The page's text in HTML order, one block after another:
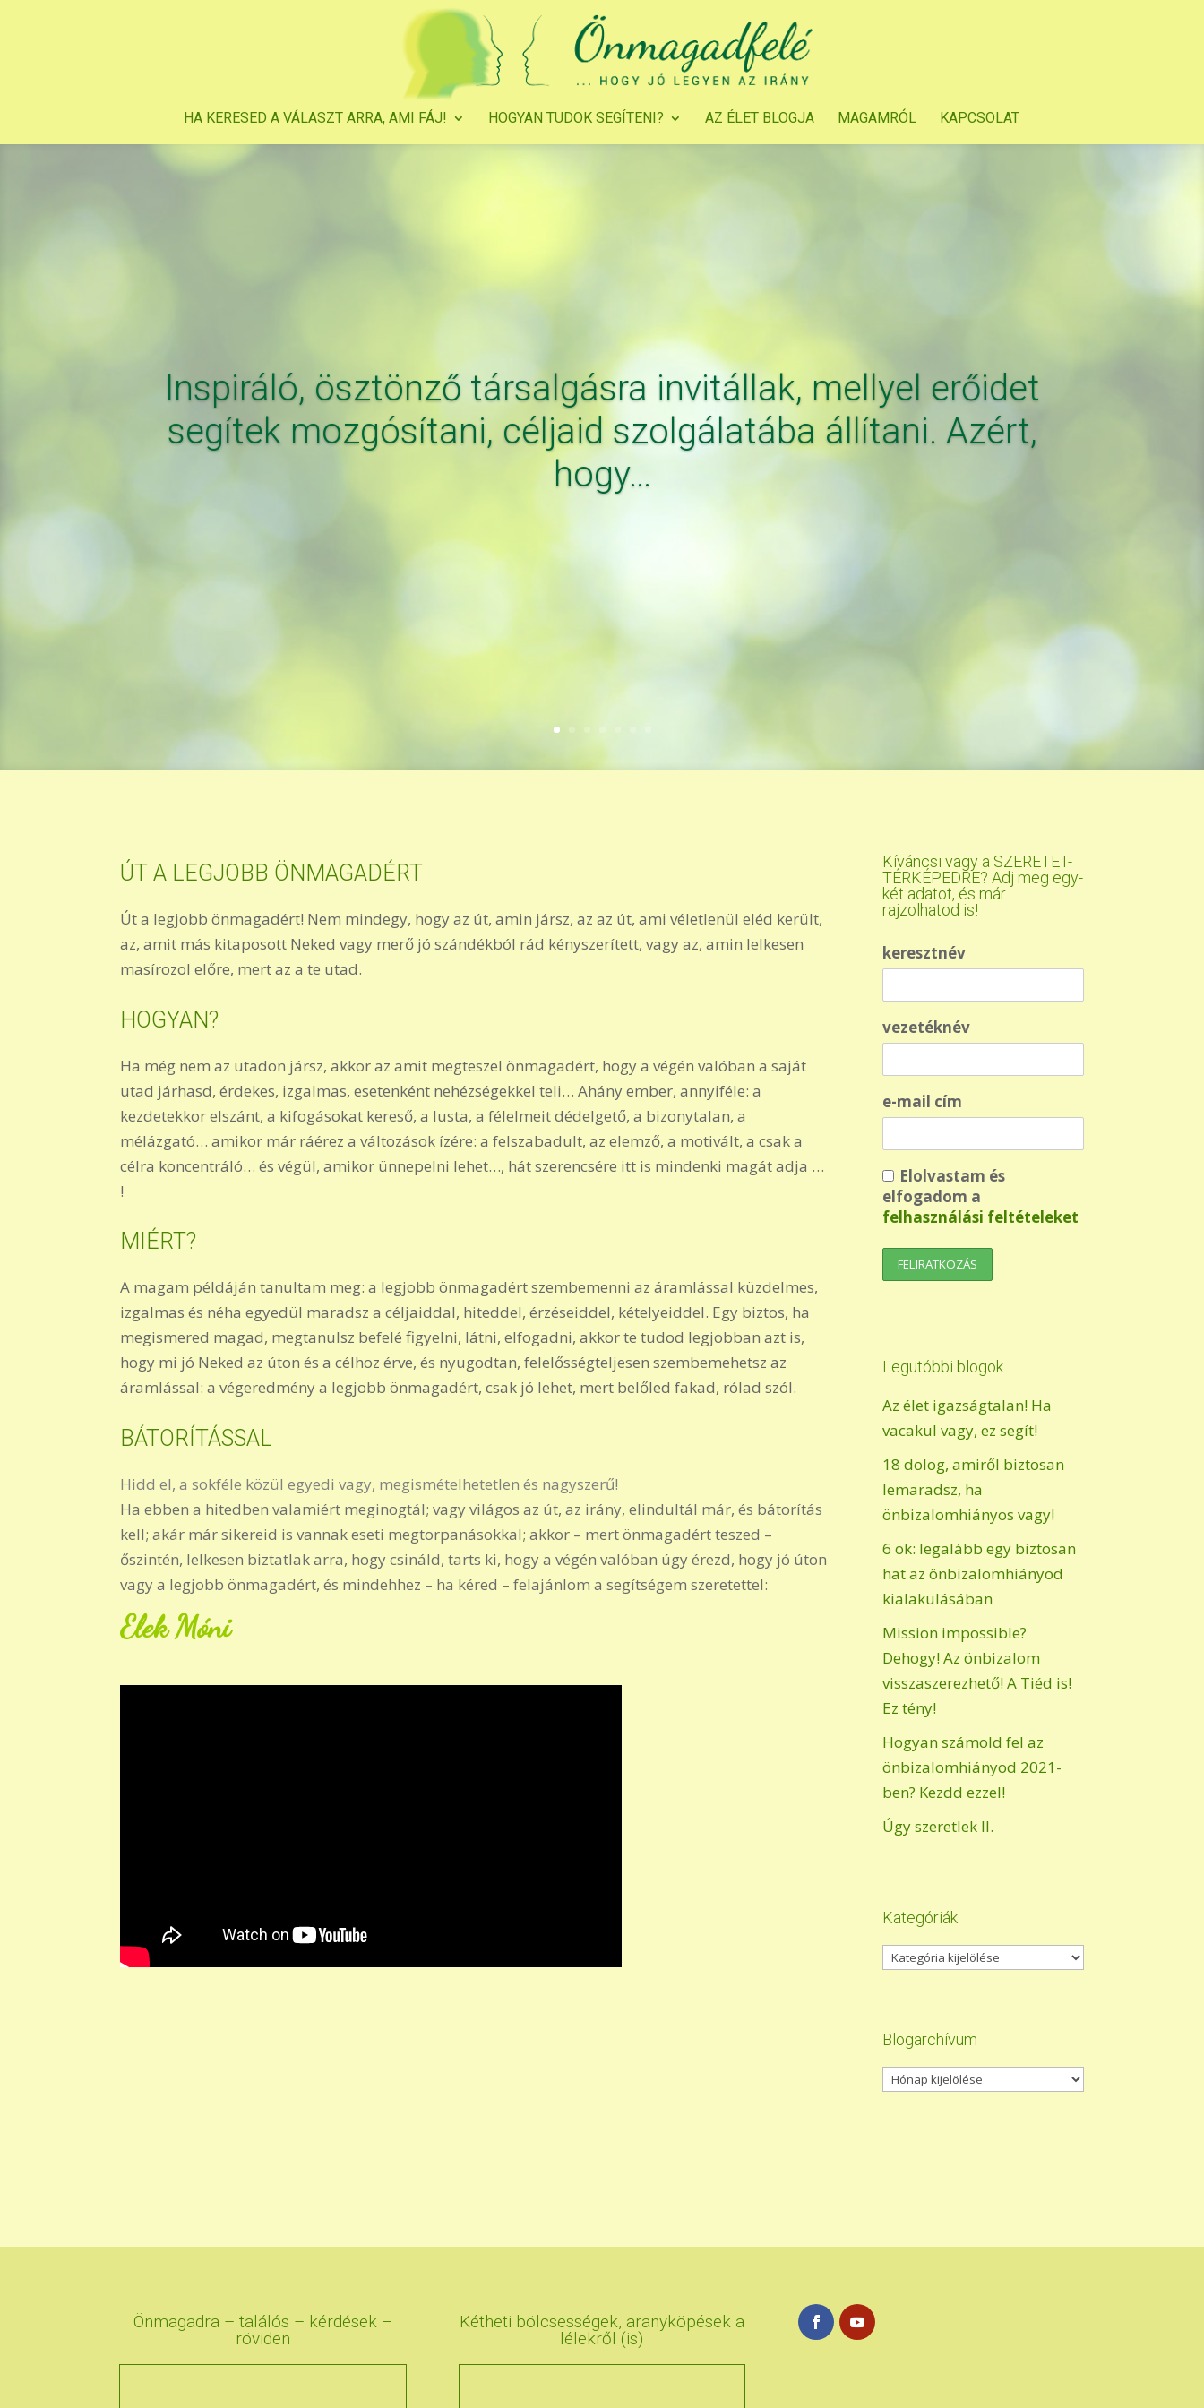
HA KERESED A VÁLASZT ARRA, AMI FÁJ! HOGYAN TUDOK SEGÍTENI? AZ ÉLET BLOGJA MAGAMRÓL KAPCSOLAT
Inspiráló, ösztönző társalgásra invitállak, mellyel erőidet
segítek mozgósítani, céljaid szolgálatába állítani. Azért,
hogy…
ÚT A LEGJOBB ÖNMAGADÉRT
Út a legjobb önmagadért! Nem mindegy, hogy az út, amin jársz, az az út, ami véletlenül eléd került,
az, amit más kitaposott Neked vagy merő jó szándékból rád kényszerített, vagy az, amin lelkesen
masírozol előre, mert az a te utad.
HOGYAN?
Ha még nem az utadon jársz, akkor az amit megteszel önmagadért, hogy a végén valóban a saját
utad járhasd, érdekes, izgalmas, esetenként nehézségekkel teli… Ahány ember, annyiféle: a
kezdetekkor elszánt, a kifogásokat kereső, a lusta, a félelmeit dédelgető, a bizonytalan, a
mélázgató… amikor már ráérez a változások ízére: a felszabadult, az elemző, a motivált, a csak a
célra koncentráló… és végül, amikor ünnepelni lehet…, hát szerencsére itt is mindenki magát adja …
!
MIÉRT?
A magam példáján tanultam meg: a legjobb önmagadért szembemenni az áramlással küzdelmes,
izgalmas és néha egyedül maradsz a céljaiddal, hiteddel, érzéseiddel, kételyeiddel. Egy biztos, ha
megismered magad, megtanulsz befelé figyelni, látni, elfogadni, akkor te tudod legjobban azt is,
hogy mi jó Neked az úton és a célhoz érve, és nyugodtan, felelősségteljesen szembemehetsz az
áramlással: a végeredmény a legjobb önmagadért, csak jó lehet, mert belőled fakad, rólad szól.
BÁTORÍTÁSSAL
Hidd el, a sokféle közül egyedi vagy, megismételhetetlen és nagyszerű!
Ha ebben a hitedben valamiért meginogtál; vagy világos az út, az irány, elindultál már, és bátorítás
kell; akár már sikereid is vannak eseti megtorpanásokkal; akkor – mert önmagadért teszed –
őszintén, lelkesen biztatlak arra, hogy csináld, tarts ki, hogy a végén valóban úgy érezd, hogy jó úton
vagy a legjobb önmagadért, és mindehhez – ha kéred – felajánlom a segítségem szeretettel:
Elek Móni
Kíváncsi vagy a SZERETET-
TÉRKÉPEDRE? Adj meg egy-
két adatot, és már
rajzolhatod is!
keresztnév
vezetéknév
e-mail cím
Elolvastam és
elfogadom a
felhasználási feltételeket
Legutóbbi blogok
Az élet igazságtalan! Ha
vacakul vagy, ez segít!
18 dolog, amiről biztosan
lemaradsz, ha
önbizalomhiányos vagy!
6 ok: legalább egy biztosan
hat az önbizalomhiányod
kialakulásában
Mission impossible?
Dehogy! Az önbizalom
visszaszerezhető! A Tiéd is!
Ez tény!
Hogyan számold fel az
önbizalomhiányod 2021-
ben? Kezdd ezzel!
Úgy szeretlek II.
Kategóriák
Kategóriák
Blogarchívum
Blogarchívum
Önmagadra – találós – kérdések –
röviden
Kétheti bölcsességek, aranyköpések a
lélekről (is)